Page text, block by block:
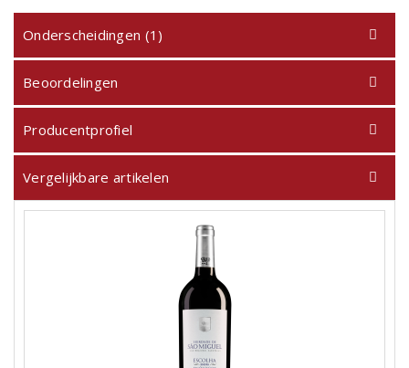
Onderscheidingen (1)
Beoordelingen
Producentprofiel
Vergelijkbare artikelen